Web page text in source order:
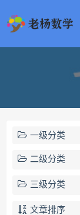
一级分类
二级分类
三级分类
文章排序